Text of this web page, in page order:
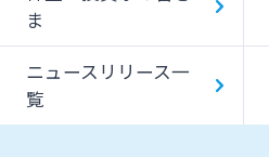
ま
ニュースリリース一
覧